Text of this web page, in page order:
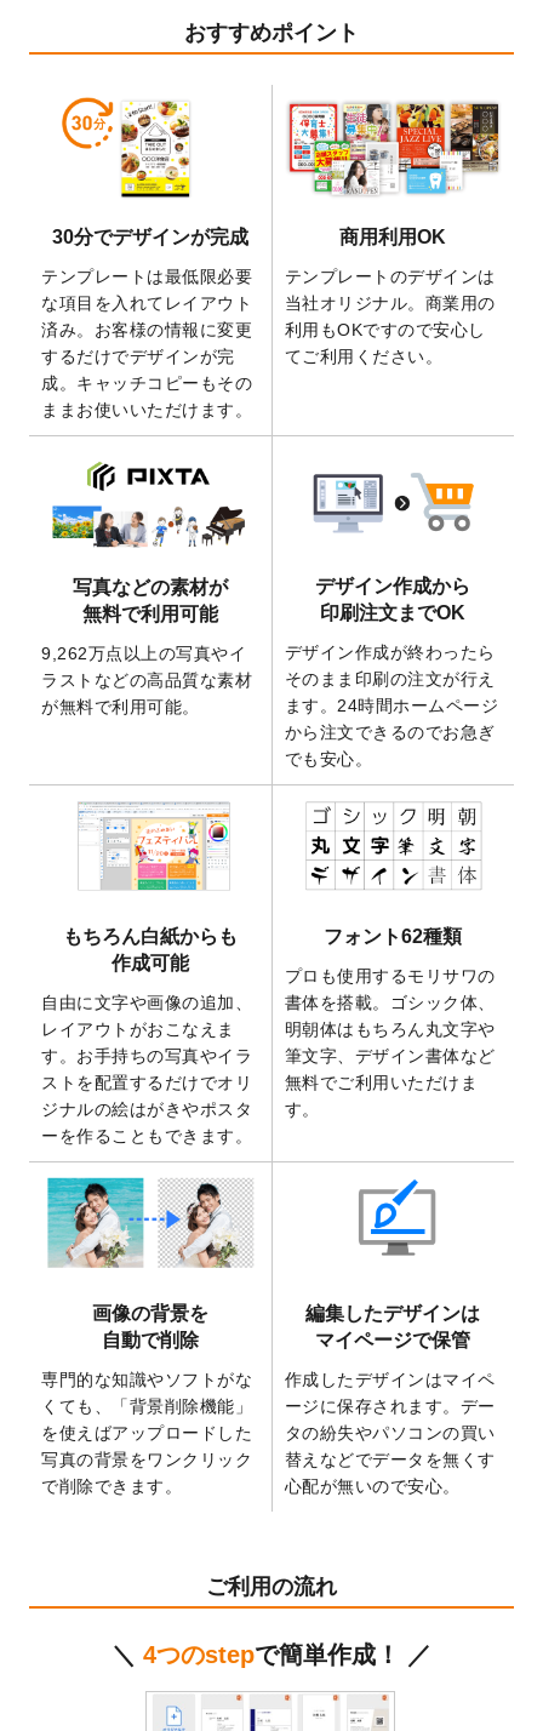
業効率を上げる便利な操作方法3選！
開いたしました。
暑中見舞いのデザインテンプレート
しました。
2026/5/28
【新商品】マグネットステッカーが作成で
きるようになりました！
の全4ステップを解説！」を公開いたしまし
た。
2026/4/23
コラム「 画像の配置・差し替え・トリミン
グ」「テンプレート間でパーツを流用する
方法」を公開いたしました。
2026/4/21
アクリルキーホルダーのデザインテンプレ
ート を追加いたしました。
りました！
2025/12/22
【新商品】アクリルキーホルダーが作成で
きるようになりました！
2025/12/22
2026年版4月始まりのカレンダーデザイン
テンプレート
を公開いたしました。
開いたしました。
2025/9/30
【新商品】クリアファイルバッグ が作成で
きるようになりました！
2026年午年の年賀状デザインテンプレート
を公開いたしました。
2025/9/10
喪中はがき・寒中見舞いのデザインテンプ
レートを公開いたしました。
2025/8/1
9,160万点以上の写真やイラスト素材が無料
2025/7/30
キャンバスプリントのデザインテンプレー
トを追加いたしました。
2025/6/30
暑中見舞いのデザインテンプレートを追加
しました。
2025/6/27
キャンバスプリントのデザインテンプレー
トを追加いたしました。
2025/6/24
2026年版1月始まりのカレンダーデザイン
テンプレートを公開いたしました。
2025/6/9
「背景削除機能
」を実装しました。
2025/4/3
DMのデザインテンプレートを追加しまし
た。
を追加しました。
マスキングテープのデザインテンプレート
を追加しました。
2025/1/15
配置できるデータ形式が増えました。
（pdf、psd、eps、tifに対応）
2024/12/24
2025年版4月始まりのカレンダーデザイン
箔押し年賀状のデザインテンプレート
ステッカーのデザインテンプレート
しました。
2025年巳年の年賀状デザインテンプレート
おすすめポイント
30分でデザインが完成
テンプレートは最低限必要
な項目を入れてレイアウト
済み。お客様の情報に変更
するだけでデザインが完
成。キャッチコピーもその
ままお使いいただけます。
商用利用OK
テンプレートのデザインは
当社オリジナル。商業用の
利用もOKですので安心し
てご利用ください。
写真などの素材が
無料で利用可能
9,262万点以上の写真やイ
ラストなどの高品質な素材
が無料で利用可能。
デザイン作成から
印刷注文までOK
デザイン作成が終わったら
そのまま印刷の注文が行え
ます。24時間ホームページ
から注文できるのでお急ぎ
でも安心。
もちろん白紙からも
作成可能
自由に文字や画像の追加、
レイアウトがおこなえま
す。お手持ちの写真やイラ
ストを配置するだけでオリ
ジナルの絵はがきやポスタ
ーを作ることもできます。
フォント62種類
プロも使用するモリサワの
書体を搭載。ゴシック体、
明朝体はもちろん丸文字や
筆文字、デザイン書体など
無料でご利用いただけま
す。
画像の背景を
自動で削除
専門的な知識やソフトがな
くても、「背景削除機能」
を使えばアップロードした
写真の背景をワンクリック
で削除できます。
編集したデザインは
マイページで保管
作成したデザインはマイペ
ージに保存されます。デー
タの紛失やパソコンの買い
替えなどでデータを無くす
心配が無いので安心。
ご利用の流れ
＼ 4つのstepで簡単作成！ ／